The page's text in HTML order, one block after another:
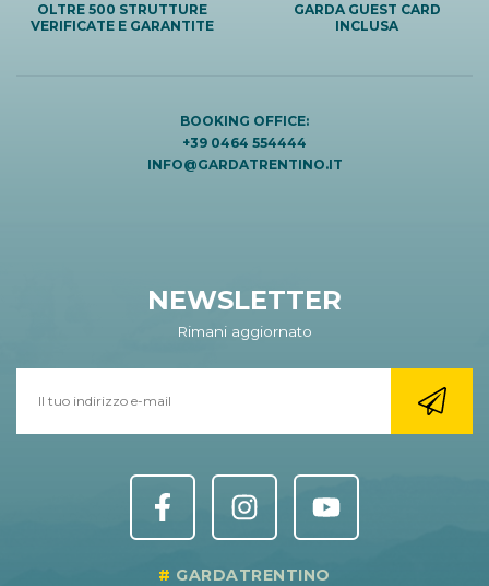
OLTRE 500 STRUTTURE
VERIFICATE E GARANTITE
GARDA GUEST CARD
INCLUSA
BOOKING OFFICE:
+39 0464 554444
INFO@GARDATRENTINO.IT
NEWSLETTER
Rimani aggiornato
GARDATRENTINO